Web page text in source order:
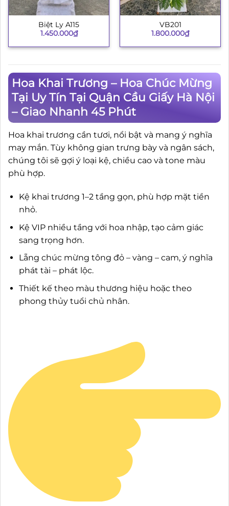
Biệt Ly A115
1.450.000₫
VB201
1.800.000₫
Hoa Khai Trương – Hoa Chúc Mừng
Tại Uy Tín Tại Quận Cầu Giấy Hà Nội
– Giao Nhanh 45 Phút
Hoa khai trương cần tươi, nổi bật và mang ý nghĩa
may mắn. Tùy không gian trưng bày và ngân sách,
chúng tôi sẽ gợi ý loại kệ, chiều cao và tone màu
phù hợp.
Kệ khai trương 1–2 tầng gọn, phù hợp mặt tiền
nhỏ.
Kệ VIP nhiều tầng với hoa nhập, tạo cảm giác
sang trọng hơn.
Lẵng chúc mừng tông đỏ – vàng – cam, ý nghĩa
phát tài – phát lộc.
Thiết kế theo màu thương hiệu hoặc theo
phong thủy tuổi chủ nhân.